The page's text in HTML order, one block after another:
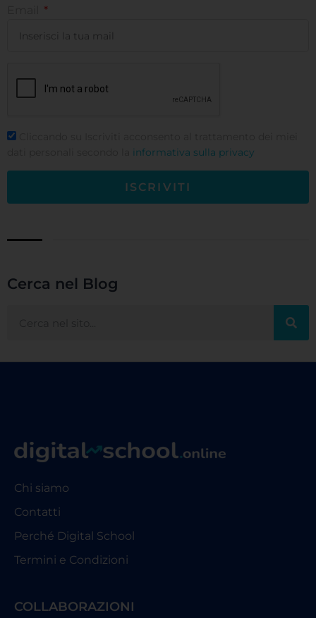
informativa sulla privacy
ISCRIVITI
Cerca nel Blog
Chi siamo
Contatti
Perché Digital School
Termini e Condizioni
COLLABORAZIONI